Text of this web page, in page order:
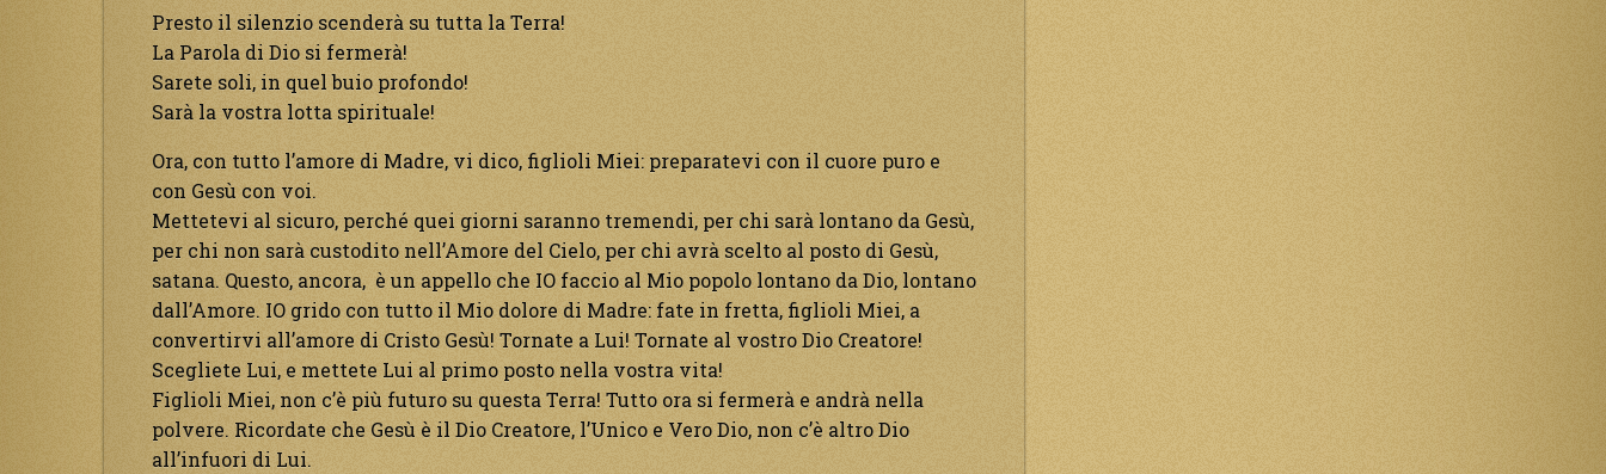
Presto il silenzio scenderà su tutta la Terra!
La Parola di Dio si fermerà!
Sarete soli, in quel buio profondo!
Sarà la vostra lotta spirituale!
Ora, con tutto l’amore di Madre, vi dico, figlioli Miei: preparatevi con il cuore puro e
con Gesù con voi.
Mettetevi al sicuro, perché quei giorni saranno tremendi, per chi sarà lontano da Gesù,
per chi non sarà custodito nell’Amore del Cielo, per chi avrà scelto al posto di Gesù,
satana. Questo, ancora, è un appello che IO faccio al Mio popolo lontano da Dio, lontano
dall’Amore. IO grido con tutto il Mio dolore di Madre: fate in fretta, figlioli Miei, a
convertirvi all’amore di Cristo Gesù! Tornate a Lui! Tornate al vostro Dio Creatore!
Scegliete Lui, e mettete Lui al primo posto nella vostra vita!
Figlioli Miei, non c’è più futuro su questa Terra! Tutto ora si fermerà e andrà nella
polvere. Ricordate che Gesù è il Dio Creatore, l’Unico e Vero Dio, non c’è altro Dio
all’infuori di Lui.